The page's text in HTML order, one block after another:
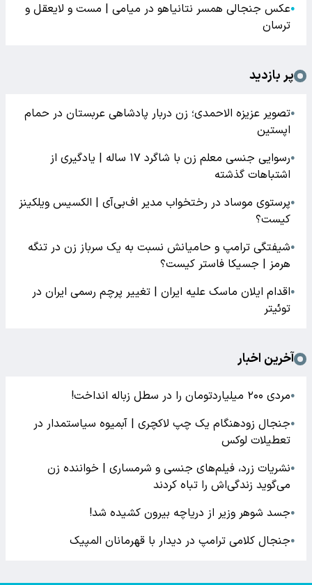
●عکس جنجالی همسر نتانیاهو در میامی | مست و لایعقل و
ترسان
پر بازدید
●تصویر عزیزه الاحمدی؛ زن دربار پادشاهی عربستان در حمام
اپستین
●
رسوایی جنسی معلم زن با شاگرد ۱۷ ساله | یادگیری از
اشتباهات گذشته
●پرستوی موساد در رختخواب مدیر اف‌بی‌آی | الکسیس ویلکینز
کیست؟
●شیفتگی ترامپ و حامیانش نسبت به یک سرباز زن در تنگه
هرمز | جسیکا فاستر کیست؟
●اقدام ایلان ماسک علیه ایران | تغییر پرچم رسمی ایران در
توئیتر
آخرین اخبار
●مردی ۲۰۰ میلیاردتومان را در سطل زباله انداخت!
●جنجال زودهنگام یک چپ لاکچری | آبمیوه سیاستمدار در
تعطیلات لوکس
●نشریات زرد، فیلم‌های جنسی و شرمساری | خواننده زن
می‌گوید زندگی‌اش را تباه کردند
●جسد شوهر وزیر از دریاچه بیرون کشیده شد!
●جنجال کلامی ترامپ در دیدار با قهرمانان المپیک